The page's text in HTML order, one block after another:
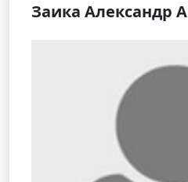
Заика Александр